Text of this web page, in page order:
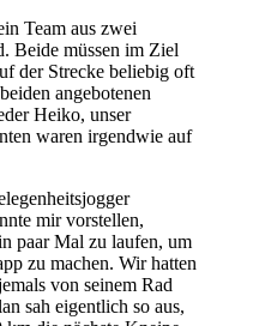
Team aus zwei
Beide müssen im Ziel
der Strecke beliebig oft
angebotenen
Heiko, unser
waren irgendwie auf
mir vorstellen,
paar Mal zu laufen, um
zu machen. Wir hatten
von seinem Rad
sah eigentlich so aus,